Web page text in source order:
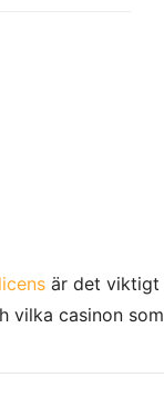
är det viktigt
vilka casinon som